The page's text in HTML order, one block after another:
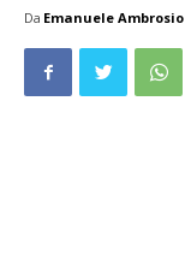
Da Emanuele Ambrosio